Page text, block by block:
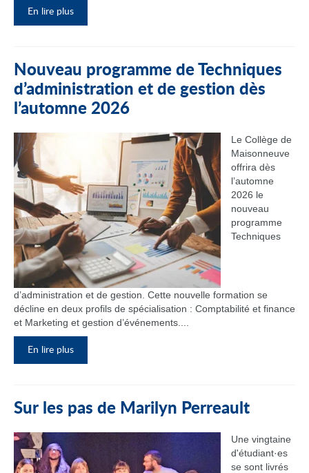
En lire plus
Nouveau programme de Techniques
d’administration et de gestion dès
l’automne 2026
Le Collège de
Maisonneuve
offrira dès
l’automne
2026 le
nouveau
programme
Techniques
d’administration et de gestion. Cette nouvelle formation se
décline en deux profils de spécialisation : Comptabilité et finance
et Marketing et gestion d’événements....
En lire plus
Sur les pas de Marilyn Perreault
Une vingtaine
d'étudiant·es
se sont livrés